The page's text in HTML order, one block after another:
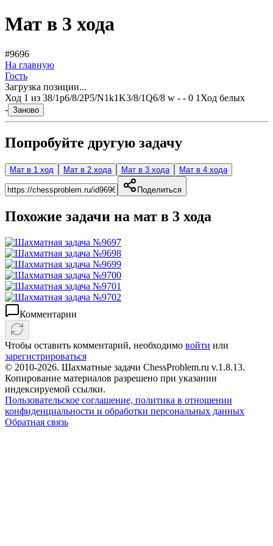
Мат в 3 хода
#9696
На главную
Гость
Загрузка позиции...
Ход 1 из 38/1p6/8/2P5/N1k1K3/8/1Q6/8 w - - 0 1 Ход белых
- Заново
Попробуйте другую задачу
Мат в 1 ход Мат в 2 хода Мат в 3 хода Мат в 4 хода
Поделиться
Похожие задачи на мат в 3 хода
Комментарии
Чтобы оставить комментарий, необходимо войти или
зарегистрироваться
© 2010-2026. Шахматные задачи ChessProblem.ru v.1.8.13.
Копирование материалов разрешено при указании
индексируемой ссылки.
Пользовательское соглашение, политика в отношении
конфиденциальности и обработки персональных данных
Обратная связь